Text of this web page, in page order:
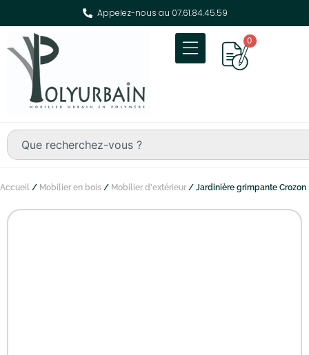
Appelez-nous au 07.61.84.45.59
0
Accueil / Mobilier en bois / Mobilier d'extérieur/ Jardinière grimpante Crozon